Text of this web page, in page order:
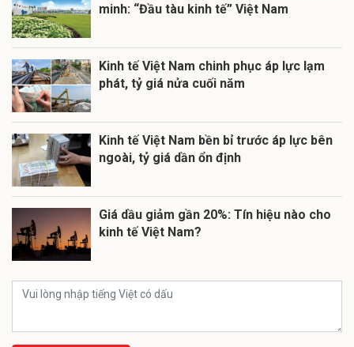
minh: “Đầu tàu kinh tế” Việt Nam
Kinh tế Việt Nam chinh phục áp lực lạm
phát, tỷ giá nửa cuối năm
Kinh tế Việt Nam bền bỉ trước áp lực bên
ngoài, tỷ giá dần ổn định
Giá dầu giảm gần 20%: Tín hiệu nào cho
kinh tế Việt Nam?